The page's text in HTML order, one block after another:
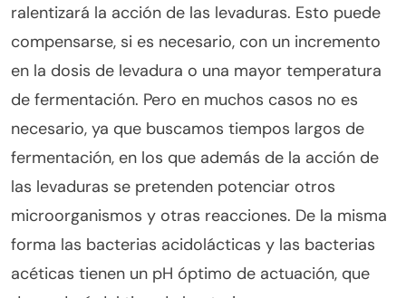
ralentizará la acción de las levaduras. Esto puede
compensarse, si es necesario, con un incremento
en la dosis de levadura o una mayor temperatura
de fermentación. Pero en muchos casos no es
necesario, ya que buscamos tiempos largos de
fermentación, en los que además de la acción de
las levaduras se pretenden potenciar otros
microorganismos y otras reacciones. De la misma
forma las bacterias acidolácticas y las bacterias
acéticas tienen un pH óptimo de actuación, que